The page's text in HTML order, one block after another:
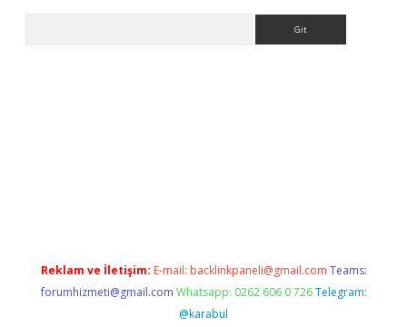
Reklam ve İletişim: E-mail: backlinkpaneli@gmail.com Teams:
forumhizmeti@gmail.com Whatsapp: 0262 606 0 726 Telegram:
@karabul